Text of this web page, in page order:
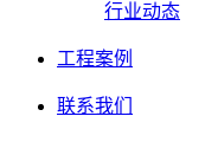
行业动态
工程案例
联系我们